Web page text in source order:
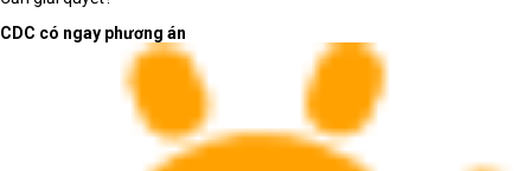
CDC có ngay phương án